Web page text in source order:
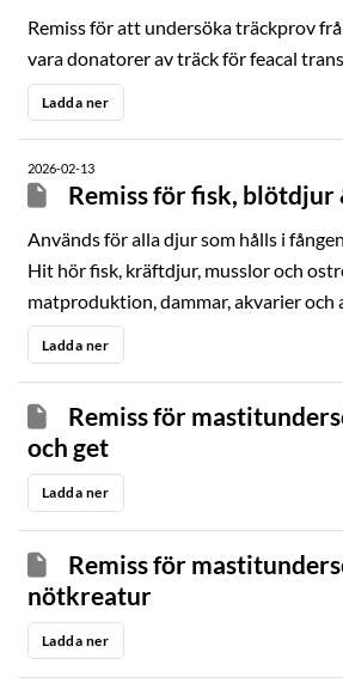
Remiss för att undersöka träckprov
vara donatorer av träck för feacal
Ladda ner
2026-02-13
Remiss för fisk,
Används för alla djur som hålls i
Hit hör fisk, kräftdjur, musslor och
matproduktion, dammar, akvarier och
där djuren ägs av företag eller
Ladda ner
Remiss för
och get
Ladda ner
Remiss för
nötkreatur
Ladda ner